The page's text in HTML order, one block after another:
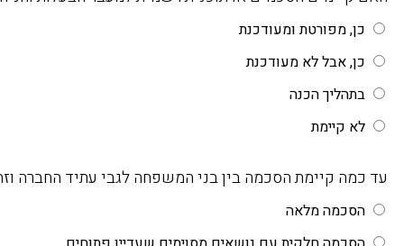
כן, מפורטת ומעודכנת
כן, אבל לא מעודכנת
בתהליך הכנה
לא קיימת
עד כמה קיימת הסכמה בין בני המשפחה לגבי עתיד החברה
הסכמה מלאה